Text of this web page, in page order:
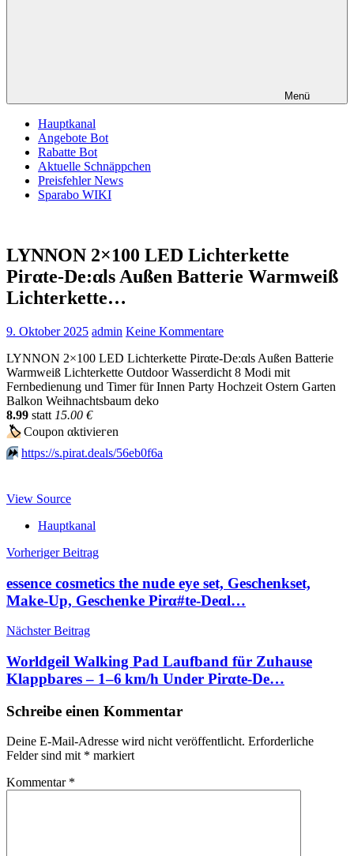
Menü
Hauptkanal
Angebote Bot
Rabatte Bot
Aktuelle Schnäppchen
Preisfehler News
Sparabo WIKI
LYNNON 2×100 LED Lichterkette
Pirαtе-Dе:αls Außen Batterie Warmweiß
Lichterkette…
9. Oktober 2025 admin Keine Kommentare
LYNNON 2×100 LED Lichterkette Pirαtе-Dе:αls Außen Batterie
Warmweiß Lichterkette Outdoor Wasserdicht 8 Modi mit
Fernbedienung und Timer für Innen Party Hochzeit Ostern Garten
Balkon Weihnachtsbaum deko
8.99 statt 15.00 €
🏷Сοuрοn αktiviегеn
⏩️ https://s.pirat.deals/56eb0f6a
View Source
Hauptkanal
Beitragsnavigation
Vorheriger Beitrag
essence cosmetics the nude eye set, Geschenkset,
Make-Up, Geschenke Pirα#tе-Dеαl…
Nächster Beitrag
Worldgeil Walking Pad Laufband für Zuhause
Klappbares – 1–6 km/h Under Pirαtе-Dе…
Schreibe einen Kommentar
Deine E-Mail-Adresse wird nicht veröffentlicht. Erforderliche
Felder sind mit * markiert
Kommentar *